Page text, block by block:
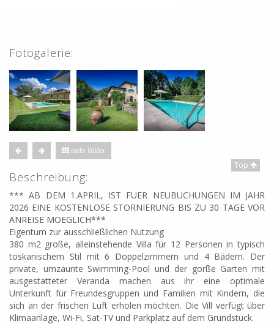
Fotogalerie:
mehr Bilder
Top
Beschreibung:
*** AB DEM 1.APRIL, IST FUER NEUBUCHUNGEN IM JAHR
2026 EINE KOSTENLOSE STORNIERUNG BIS ZU 30 TAGE VOR
ANREISE MOEGLICH***
Eigentum zur ausschließlichen Nutzung
380 m2 große, alleinstehende Villa für 12 Personen in typisch
toskanischem Stil mit 6 Doppelzimmern und 4 Bädern. Der
private, umzäunte Swimming-Pool und der gorße Garten mit
ausgestatteter Veranda machen aus ihr eine optimale
Unterkunft für Freundesgruppen und Familien mit Kindern, die
sich an der frischen Luft erholen möchten. Die Vill verfügt über
Klimaanlage, Wi-Fi, Sat-TV und Parkplatz auf dem Grundstück.